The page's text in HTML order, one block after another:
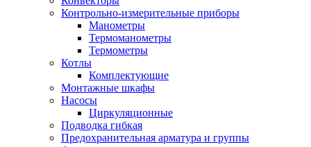
Контрольно-измерительные приборы
Манометры
Термоманометры
Термометры
Котлы
Комплектующие
Монтажные шкафы
Насосы
Циркуляционные
Подводка гибкая
Предохранительная арматура и группы